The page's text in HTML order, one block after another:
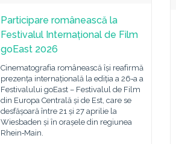
Participare românească la
Festivalul Internațional de Film
goEast 2026
Cinematografia românească își reafirmă
prezența internațională la ediția a 26‑a a
Festivalului goEast – Festivalul de Film
din Europa Centrală și de Est, care se
desfășoară între 21 și 27 aprilie la
Wiesbaden și în orașele din regiunea
Rhein‑Main.